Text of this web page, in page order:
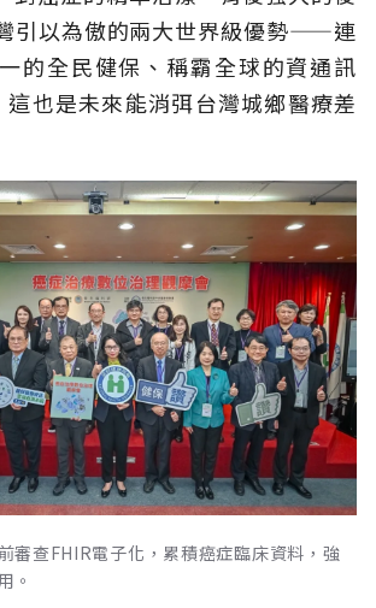
引以為傲的兩大世界級優勢——連
的全民健保、稱霸全球的資通訊
這也是未來能消弭台灣城鄉醫療差
審查FHIR電子化，累積癌症臨床資料，強
。